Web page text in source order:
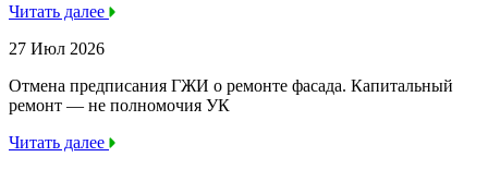
Читать далее
27 Июл 2026
Отмена предписания ГЖИ о ремонте фасада. Капитальный
ремонт — не полномочия УК
Читать далее